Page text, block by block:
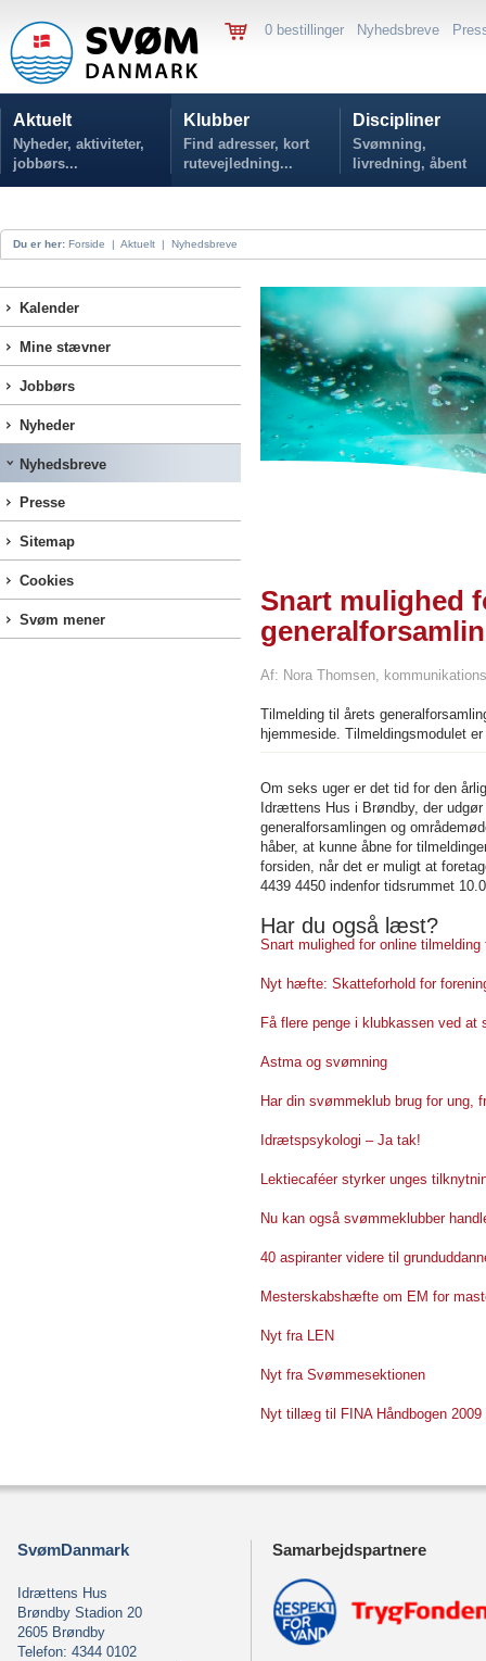
0 bestillinger Nyhedsbreve
Aktuelt
Nyheder, aktiviteter,
jobbørs...
Klubber
Find adresser, kort
rutevejledning...
Discipliner
Svømning,
livredning, åbent
vand...
Du er her: Forside | Aktuelt | Nyhedsbreve
Kalender
Mine stævner
Jobbørs
Nyheder
Nyhedsbreve
Presse
Sitemap
Cookies
Svøm mener
Snart mulighed
Af: Nora Thomsen,
Tilmelding til årets
hjemmeside. Tilmeldingsmodulet
Om seks uger er det tid for den
Idrættens Hus i Brøndby, der
generalforsamlingen og
håber, at kunne åbne for
forsiden, når det er muligt at
4439 4450 indenfor tidsrummet
Har du også læst?
Snart mulighed for online
Nyt hæfte: Skatteforhold for
Få flere penge i klubkassen ved
Astma og svømning
Har din svømmeklub brug for
Idrætspsykologi – Ja tak!
Lektiecaféer styrker unges
Nu kan også svømmeklubber
40 aspiranter videre til
Mesterskabshæfte om EM for
Nyt fra LEN
Nyt fra Svømmesektionen
Nyt tillæg til FINA Håndbogen 2009
SvømDanmark
Idrættens Hus
Brøndby Stadion 20
2605 Brøndby
Telefon: 4344 0102
Samarbejdspartnere